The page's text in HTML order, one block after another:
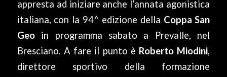
appresta ad iniziare anche l’annata agonistica
italiana, con la 94^ edizione della Coppa San
Geoin programma sabato a Prevalle, nel
Bresciano. A fare il punto è Roberto Miodini,
direttore sportivo della formazione